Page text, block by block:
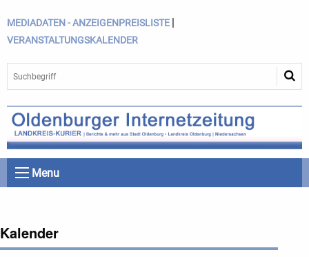
MEDIADATEN - ANZEIGENPREISLISTE |
VERANSTALTUNGSKALENDER
Menu
Kalender